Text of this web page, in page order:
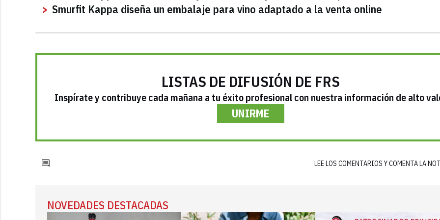
Smurfit Kappa diseña un embalaje para vino adaptado a la venta online
LISTAS DE DIFUSIÓN DE FRS
Inspírate y contribuye cada mañana a tu éxito profesional con nuestra información de alto
UNIRME
LEE LOS COMENTARIOS Y COMENTA LA
NOVEDADES DESTACADAS